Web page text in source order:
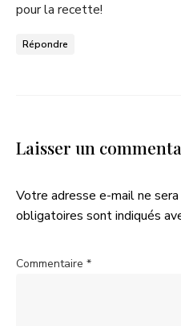
pour la recette!
Répondre
Laisser un
Votre adresse e-mail ne
obligatoires sont indiqués
Commentaire *